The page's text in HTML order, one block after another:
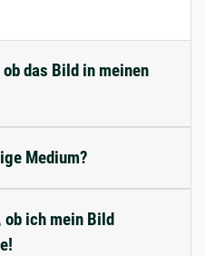
das Bild in meinen
Medium?
ich mein Bild